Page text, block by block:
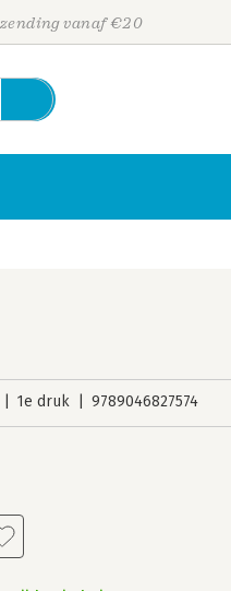
vanaf €20
1e druk 9789046827574
Personen